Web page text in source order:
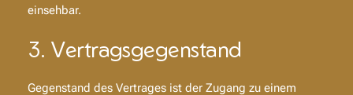
einsehbar.
3. Vertragsgegenstand
Gegenstand des Vertrages ist der Zugang zu einem